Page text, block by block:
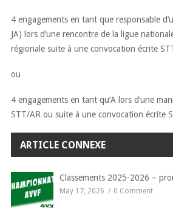
4 engagements en tant que responsable
JA) lors d’une rencontre de la ligue
régionale suite à une convocation écrite
ou
4 engagements en tant qu’A lors d’une
STT/AR ou suite à une convocation écrite
ARTICLE CONNEXE
Classements 2025-2026 –
May 17, 2026 0 Comment